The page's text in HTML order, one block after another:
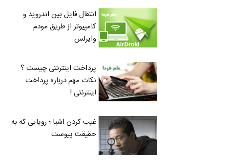
انتقال فایل بین اندروید و
کامپیوتر از طریق مودم
وایرلس
پرداخت اینترنتی چیست ؟
نکات مهم درباره پرداخت
اینترنتی !
غیب کردن اشیا ؛ رویایی که به
حقیقت پیوست